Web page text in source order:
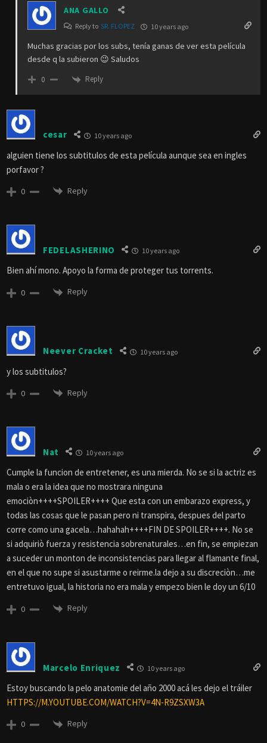
ANA GALLO
Reply to SR. FLOPEZ 10 years ago
Muchas gracias por los subs, tenía ganas de ver esta película
desde q la subieron 😉 Saludos
0 Reply
cesar 10 years ago
alguien tiene los subtitulos de esta película aunque sea en ingles
porfavor ?
0 Reply
FEDELASHERINO 10 years ago
Bien ahí mono. Apoyo la forma de proteger tus torrents.
0 Reply
Neever Cracket 10 years ago
y los subtitulos?
0 Reply
Nat 10 years ago
Cumple la funcion de entretener, es una mierda. No se si la actriz es
mala o era la idea que no mostrara ninguna
emociòn++++SPOILER++++ Que esta con un embarazo express, y
todas las cosas que le pasan pero ni transpira, despues del parto
corre como una gacela…hahahah++++FIN DE SPOILER++++. No se
si adquiriò fuerza y resistencia sobrenaturales…en fin, se empiezan
a suceder un monton de inconsistencias para llegar al flamante final,
en el que no supe si asustarme o reirme.la dejo a su discreciòn…me
entretuvo igual, la historia no era mala y empezo bien le doy un 6/10
0 Reply
Marcelo Enriquez 10 years ago
Estoy buscando la pelo anatomie del año 2000 acá les dejo el tráiler
HTTPS://M.YOUTUBE.COM/WATCH?V=4N-R9ZSXW3A
0 Reply